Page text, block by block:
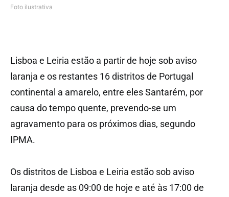
Foto ilustrativa
Lisboa e Leiria estão a partir de hoje sob aviso
laranja e os restantes 16 distritos de Portugal
continental a amarelo, entre eles Santarém, por
causa do tempo quente, prevendo-se um
agravamento para os próximos dias, segundo
IPMA.
Os distritos de Lisboa e Leiria estão sob aviso
laranja desde as 09:00 de hoje e até às 17:00 de